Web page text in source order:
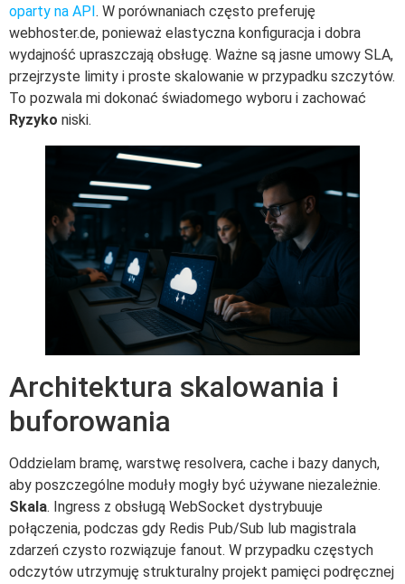
oparty na API . W porównaniach często preferuję
webhoster.de, ponieważ elastyczna konfiguracja i dobra
wydajność upraszczają obsługę. Ważne są jasne umowy SLA,
przejrzyste limity i proste skalowanie w przypadku szczytów.
To pozwala mi dokonać świadomego wyboru i zachować
Ryzyko niski.
Architektura skalowania i
buforowania
Oddzielam bramę, warstwę resolvera, cache i bazy danych,
aby poszczególne moduły mogły być używane niezależnie.
Skala. Ingress z obsługą WebSocket dystrybuuje
połączenia, podczas gdy Redis Pub/Sub lub magistrala
zdarzeń czysto rozwiązuje fanout. W przypadku częstych
odczytów utrzymuję strukturalny projekt pamięci podręcznej